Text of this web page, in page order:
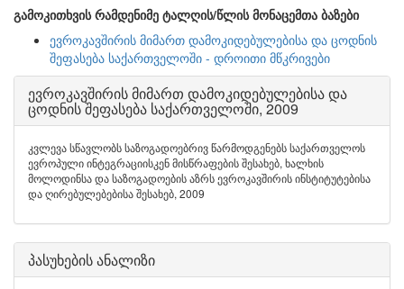
გამოკითხვის რამდენიმე ტალღის/წლის მონაცემთა ბაზები
ევროკავშირის მიმართ დამოკიდებულებისა და ცოდნის
შეფასება საქართველოში - დროითი მწკრივები
ევროკავშირის მიმართ დამოკიდებულებისა და
ცოდნის შეფასება საქართველოში, 2009
კვლევა სწავლობს საზოგადოებრივ წარმოდგენებს საქართველოს
ევროპული ინტეგრაციისკენ მისწრაფების შესახებ, ხალხის
მოლოდინსა და საზოგადოების აზრს ევროკავშირის ინსტიტუტებისა
და ღირებულებებისა შესახებ, 2009
პასუხების ანალიზი